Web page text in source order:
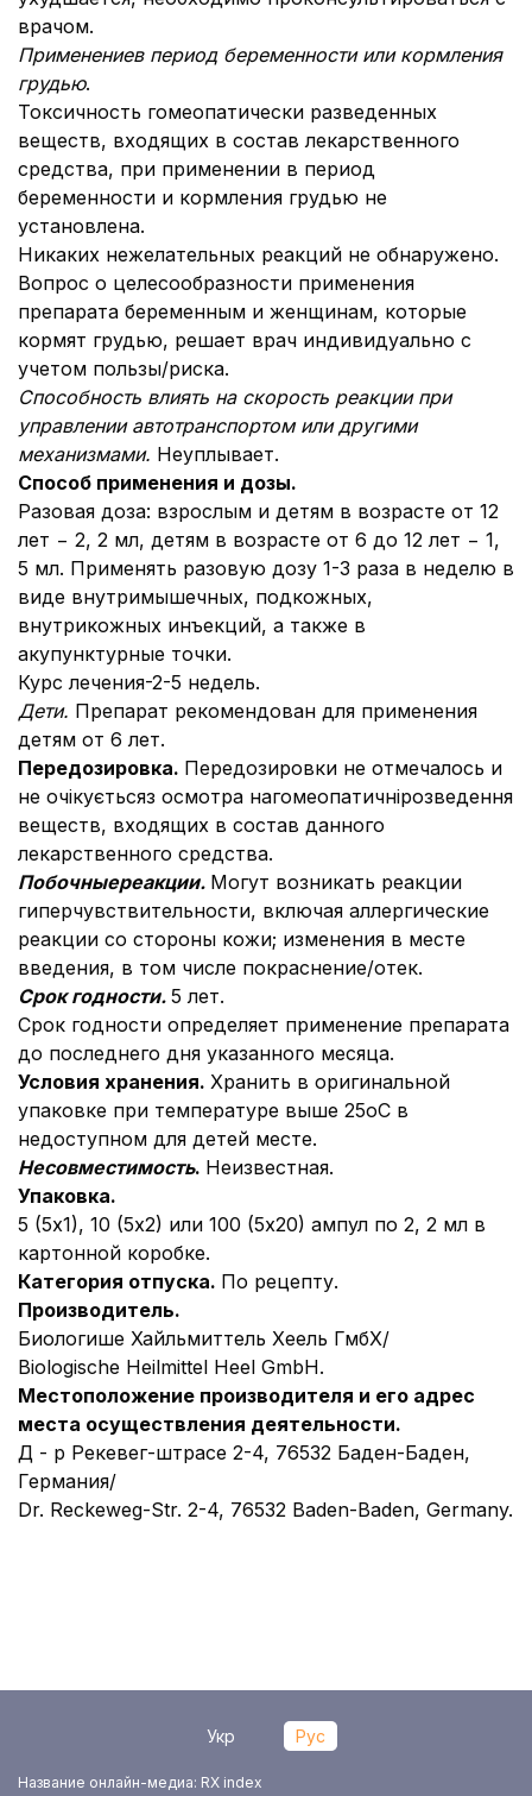
врачом.
Применениев период беременности или кормления
грудью.
Токсичность гомеопатически разведенных
веществ, входящих в состав лекарственного
средства, при применении в период
беременности и кормления грудью не
установлена.
Никаких нежелательных реакций не обнаружено.
Вопрос о целесообразности применения
препарата беременным и женщинам, которые
кормят грудью, решает врач индивидуально с
учетом пользы/риска.
Способность влиять на скорость реакции при
управлении автотранспортом или другими
механизмами. Неуплывает.
Способ применения и дозы.
Разовая доза: взрослым и детям в возрасте от 12
лет − 2, 2 мл, детям в возрасте от 6 до 12 лет − 1,
5 мл. Применять разовую дозу 1-3 раза в неделю в
виде внутримышечных, подкожных,
внутрикожных инъекций, а также в
акупунктурные точки.
Курс лечения-2-5 недель.
Дети. Препарат рекомендован для применения
детям от 6 лет.
Передозировка. Передозировки не отмечалось и
не очікуєтьсяз осмотра нагомеопатичнірозведення
веществ, входящих в состав данного
лекарственного средства.
Побочныереакции. Могут возникать реакции
гиперчувствительности, включая аллергические
реакции со стороны кожи; изменения в месте
введения, в том числе покраснение/отек.
Срок годности. 5 лет.
Срок годности определяет применение препарата
до последнего дня указанного месяца.
Условия хранения. Хранить в оригинальной
упаковке при температуре выше 25оС в
недоступном для детей месте.
Несовместимость. Неизвестная.
Упаковка.
5 (5х1), 10 (5х2) или 100 (5х20) ампул по 2, 2 мл в
картонной коробке.
Категория отпуска. По рецепту.
Производитель.
Биологише Хайльмиттель Хеель ГмбХ/
Biologische Heilmittel Heel GmbH.
Местоположение производителя и его адрес
места осуществления деятельности.
Д - р Рекевег-штрасе 2-4, 76532 Баден-Баден,
Германия/
Dr. Reckeweg-Str. 2-4, 76532 Baden-Baden, Germany.
Укр Рус
Название онлайн-медиа: RX index